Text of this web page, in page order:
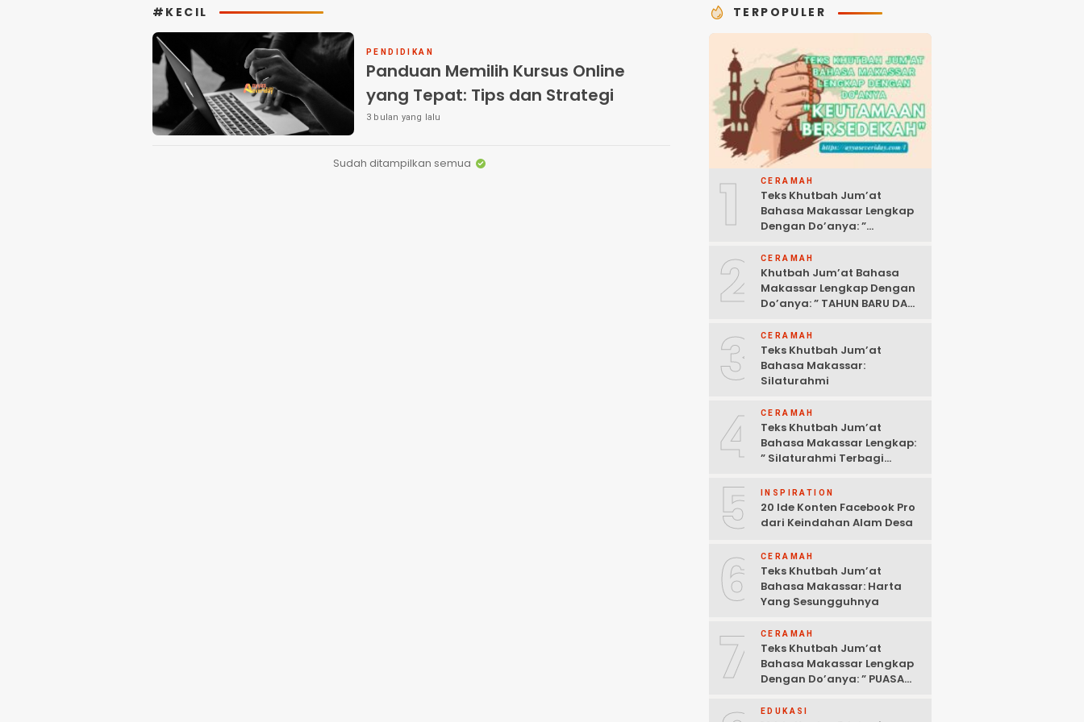
#KECIL
PENDIDIKAN
Panduan Memilih Kursus Online
yang Tepat: Tips dan Strategi
3 bulan yang lalu
Sudah ditampilkan semua
TERPOPULER
1 CERAMAH
Teks Khutbah Jum’at
Bahasa Makassar Lengkap
Dengan Do’anya: ”
2 CERAMAH
Khutbah Jum’at Bahasa
Makassar Lengkap Dengan
Do’anya: ” TAHUN BARU DAN
3 CERAMAH
Teks Khutbah Jum’at
Bahasa Makassar:
Silaturahmi
4 CERAMAH
Teks Khutbah Jum’at
Bahasa Makassar Lengkap:
” Silaturahmi Terbagi
5 INSPIRATION
20 Ide Konten Facebook Pro
dari Keindahan Alam Desa
6 CERAMAH
Teks Khutbah Jum’at
Bahasa Makassar: Harta
Yang Sesungguhnya
7 CERAMAH
Teks Khutbah Jum’at
Bahasa Makassar Lengkap
Dengan Do’anya: ” PUASA
HAWA NAFSU “
EDUKASI